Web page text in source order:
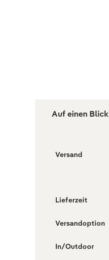
Auf einen Blick
Versand
Lieferzeit
Versandoption
In/Outdoor